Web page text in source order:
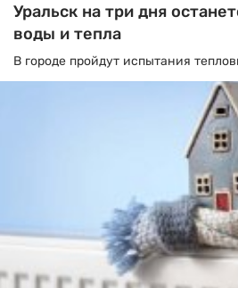
Уральск на три дня
воды и тепла
В городе пройдут испытания